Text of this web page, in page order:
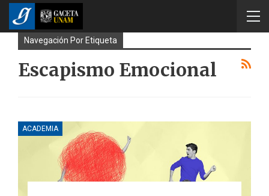
Navegación Por Etiqueta
Escapismo Emocional
ACADEMIA